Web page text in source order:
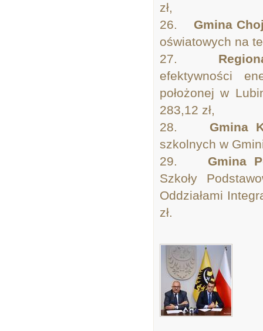
zł,
26. Gmina
oświatowych na
27.
efektywności
położonej w
283,12 zł,
28. Gmina
szkolnych w
29. Gmina
Szkoły
Oddziałami
zł.